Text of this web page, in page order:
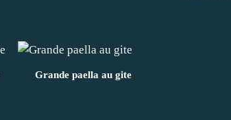
Grande paella au gite